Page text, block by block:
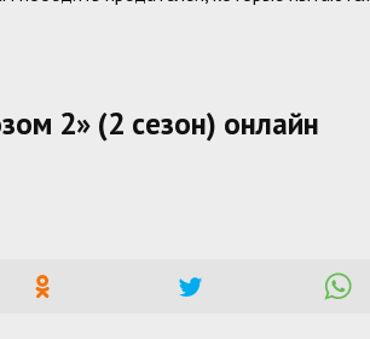
2» (2 сезон) онлайн